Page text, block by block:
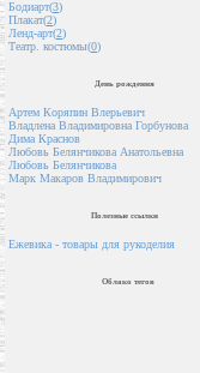
Бодиарт(3)
Плакат(2)
Ленд-арт(2)
Театр. костюмы(0)
День рождения
Артем Коряпин Влерьевич
Владлена Владимировна Горбунова
Дима Краснов
Любовь Белянчикова Анатольевна
Любовь Белянчикова
Марк Макаров Владимирович
Полезные ссылки
Ежевика - товары для рукоделия
Облако тегов